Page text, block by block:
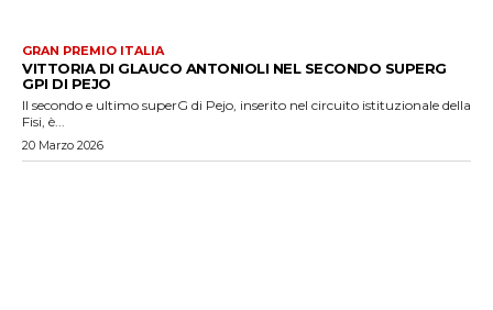
GRAN PREMIO ITALIA
VITTORIA DI GLAUCO ANTONIOLI NEL SECONDO SUPERG
GPI DI PEJO
Il secondo e ultimo superG di Pejo, inserito nel circuito istituzionale della
Fisi, è...
20 Marzo 2026